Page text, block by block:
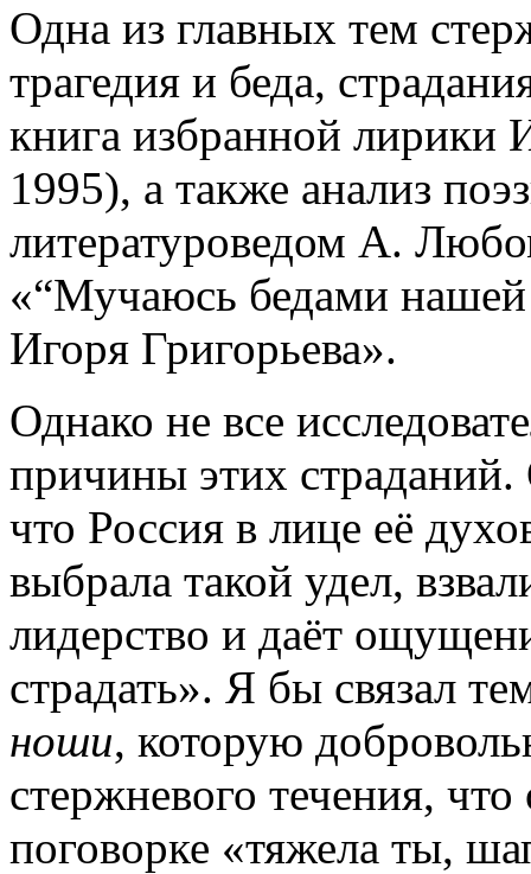
Одна из главных тем
трагедия и беда,
книга избранной лирики
1995), а также анализ
литературоведом А.
«“Мучаюсь бедами
Игоря Григорьева».
Однако не все
причины этих страданий.
что Россия в лице её
выбрала такой удел,
лидерство и даёт
страдать». Я бы связал
ноши, которую
стержневого течения,
поговорке «тяжела ты,